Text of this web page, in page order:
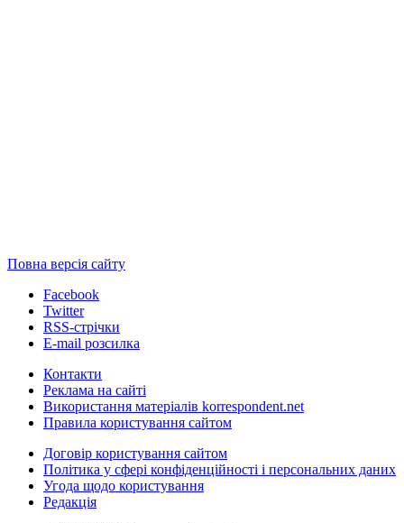
Повна версія сайту
Facebook
Twitter
RSS-стрічки
E-mail розсилка
Контакти
Реклама на сайті
Використання матеріалів korrespondent.net
Правила користування сайтом
Договір користування сайтом
Політика у сфері конфіденційності і персональних даних
Угода щодо користування
Редакція